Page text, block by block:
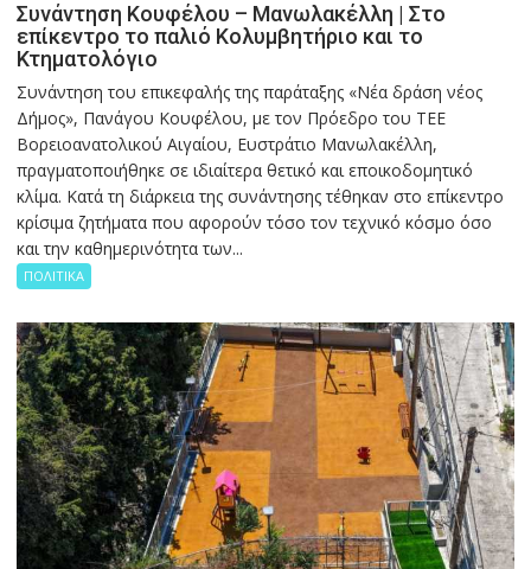
Συνάντηση Κουφέλου – Μανωλακέλλη | Στο
επίκεντρο το παλιό Κολυμβητήριο και το
Κτηματολόγιο
Συνάντηση του επικεφαλής της παράταξης «Νέα δράση νέος
Δήμος», Πανάγου Κουφέλου, με τον Πρόεδρο του ΤΕΕ
Βορειοανατολικού Αιγαίου, Ευστράτιο Μανωλακέλλη,
πραγματοποιήθηκε σε ιδιαίτερα θετικό και εποικοδομητικό
κλίμα. Κατά τη διάρκεια της συνάντησης τέθηκαν στο επίκεντρο
κρίσιμα ζητήματα που αφορούν τόσο τον τεχνικό κόσμο όσο
και την καθημερινότητα των...
ΠΟΛΙΤΙΚΑ